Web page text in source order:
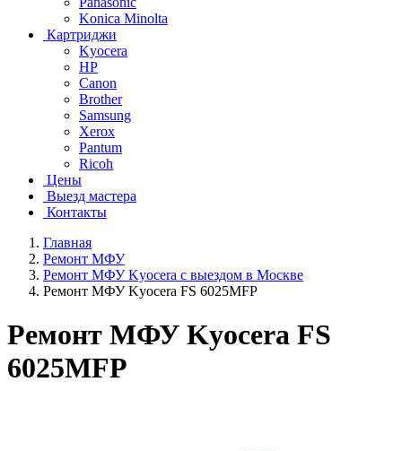
Konica Minolta
Картриджи
Kyocera
HP
Canon
Brother
Samsung
Xerox
Pantum
Ricoh
Цены
Выезд мастера
Контакты
Главная
Ремонт МФУ
Ремонт МФУ Kyocera с выездом в Москве
Ремонт МФУ Kyocera FS 6025MFP
Ремонт МФУ Kyocera FS
6025MFP